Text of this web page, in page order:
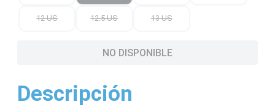
12 US 12.5 US 13 US
NO DISPONIBLE
Descripción